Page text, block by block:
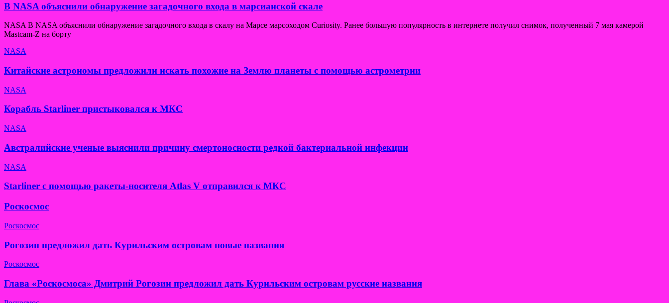
В NASA объяснили обнаружение загадочного входа в марсианской скале
NASA В NASA объяснили обнаружение загадочного входа в скалу на Марсе марсоходом Curiosity. Ранее большую популярность в интернете получил снимок, полученный 7 мая камерой
Mastcam-Z на борту
NASA
Китайские астрономы предложили искать похожие на Землю планеты с помощью астрометрии
NASA
Корабль Starliner пристыковался к МКС
NASA
Австралийские ученые выяснили причину смертоносности редкой бактериальной инфекции
NASA
Starliner с помощью ракеты-носителя Atlas V отправился к МКС
Роскосмос
Роскосмос
Рогозин предложил дать Курильским островам новые названия
Роскосмос
Глава «Роскосмоса» Дмитрий Рогозин предложил дать Курильским островам русские названия